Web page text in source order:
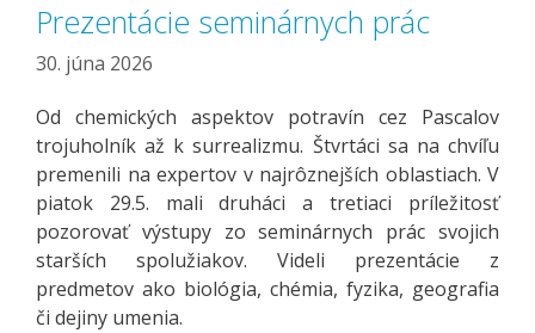
Prezentácie seminárnych prác
30. júna 2026
Od chemických aspektov potravín cez Pascalov
trojuholník až k surrealizmu. Štvrtáci sa na chvíľu
premenili na expertov v najrôznejších oblastiach. V
piatok 29.5. mali druháci a tretiaci príležitosť
pozorovať výstupy zo seminárnych prác svojich
starších spolužiakov. Videli prezentácie z
predmetov ako biológia, chémia, fyzika, geografia
či dejiny umenia.